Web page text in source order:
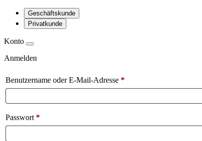
Geschäftskunde
Privatkunde
Konto
Anmelden
Benutzername oder E-Mail-Adresse *
Passwort *